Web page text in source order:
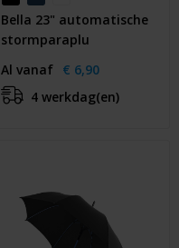
Bella 23" automatische
stormparaplu
Al vanaf € 6,90
4 werkdag(en)